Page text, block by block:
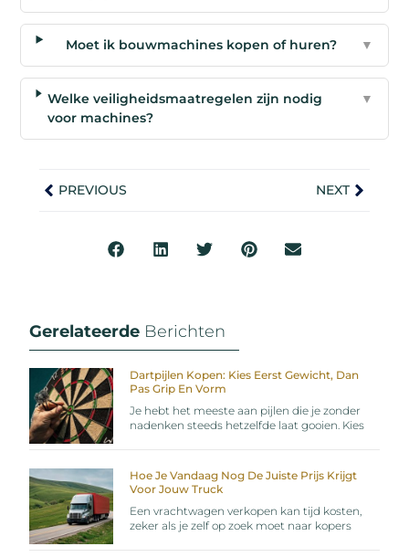
Moet ik bouwmachines kopen of huren? ▼
Welke veiligheidsmaatregelen zijn nodig
voor machines?
▼
PREVIOUS NEXT
Gerelateerde Berichten
Dartpijlen Kopen: Kies Eerst Gewicht, Dan
Pas Grip En Vorm
Je hebt het meeste aan pijlen die je zonder
nadenken steeds hetzelfde laat gooien. Kies
Hoe Je Vandaag Nog De Juiste Prijs Krijgt
Voor Jouw Truck
Een vrachtwagen verkopen kan tijd kosten,
zeker als je zelf op zoek moet naar kopers